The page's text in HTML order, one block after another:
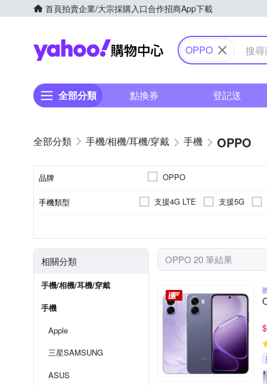
首頁拍賣企業/大宗採購入口合作招商App下載
Yahoo購物中心
OPPO
全部分類 點換券 登記送
手機/相機/耳機/穿戴 手機 OPPO
品牌 OPPO
手機類型 支援4G LTE 支援5G
相關分類
手機/相機/耳機/穿戴
手機
Apple
三星SAMSUNG
ASUS
OPPO 20 筆結果
$